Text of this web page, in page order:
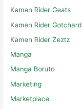
Kamen Rider Geats
Kamen Rider Gotchard
Kamen Rider Zeztz
Manga
Manga Boruto
Marketing
Marketplace